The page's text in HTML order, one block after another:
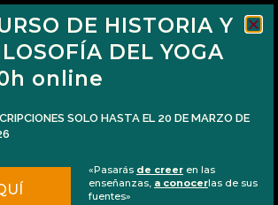
de Náshik 2015
DE HISTORIA Y
DEL YOGA
online
SOLO HASTA EL 20 DE MARZO DE
«Pasarás de creer en las
enseñanzas, a conocerlas de sus
fuentes»